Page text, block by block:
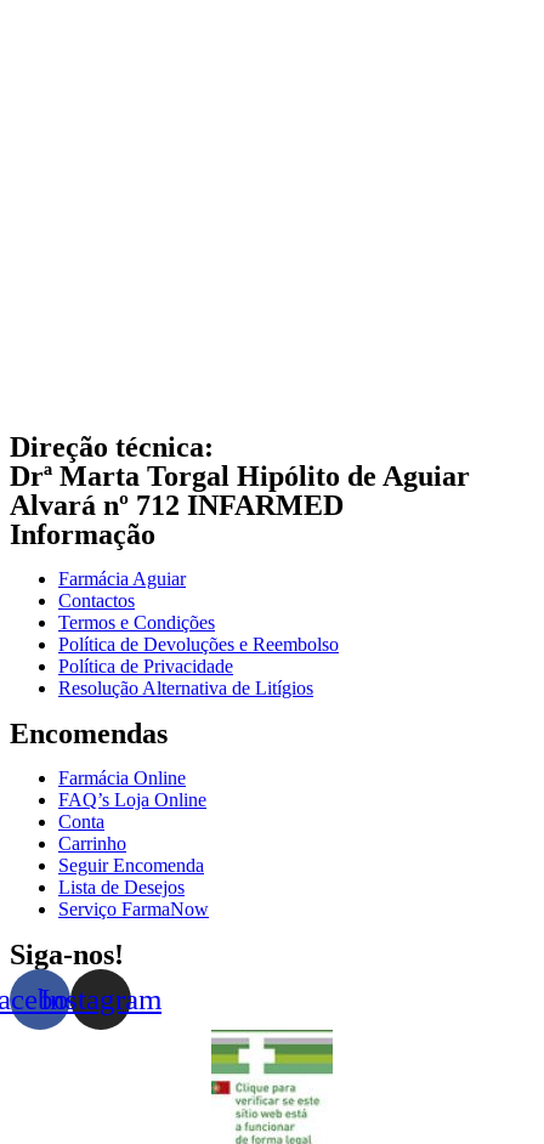
Direção técnica:
Drª Marta Torgal Hipólito de Aguiar
Alvará nº 712 INFARMED
Informação
Farmácia Aguiar
Contactos
Termos e Condições
Política de Devoluções e Reembolso
Política de Privacidade
Resolução Alternativa de Litígios
Encomendas
Farmácia Online
FAQ’s Loja Online
Conta
Carrinho
Seguir Encomenda
Lista de Desejos
Serviço FarmaNow
Siga-nos!
Instagram